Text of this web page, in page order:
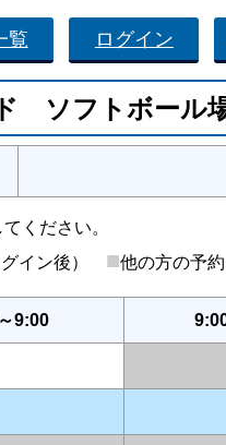
覧 ログイン
ソフトボール
ください。
グイン後） ■他の方の予約
9:00